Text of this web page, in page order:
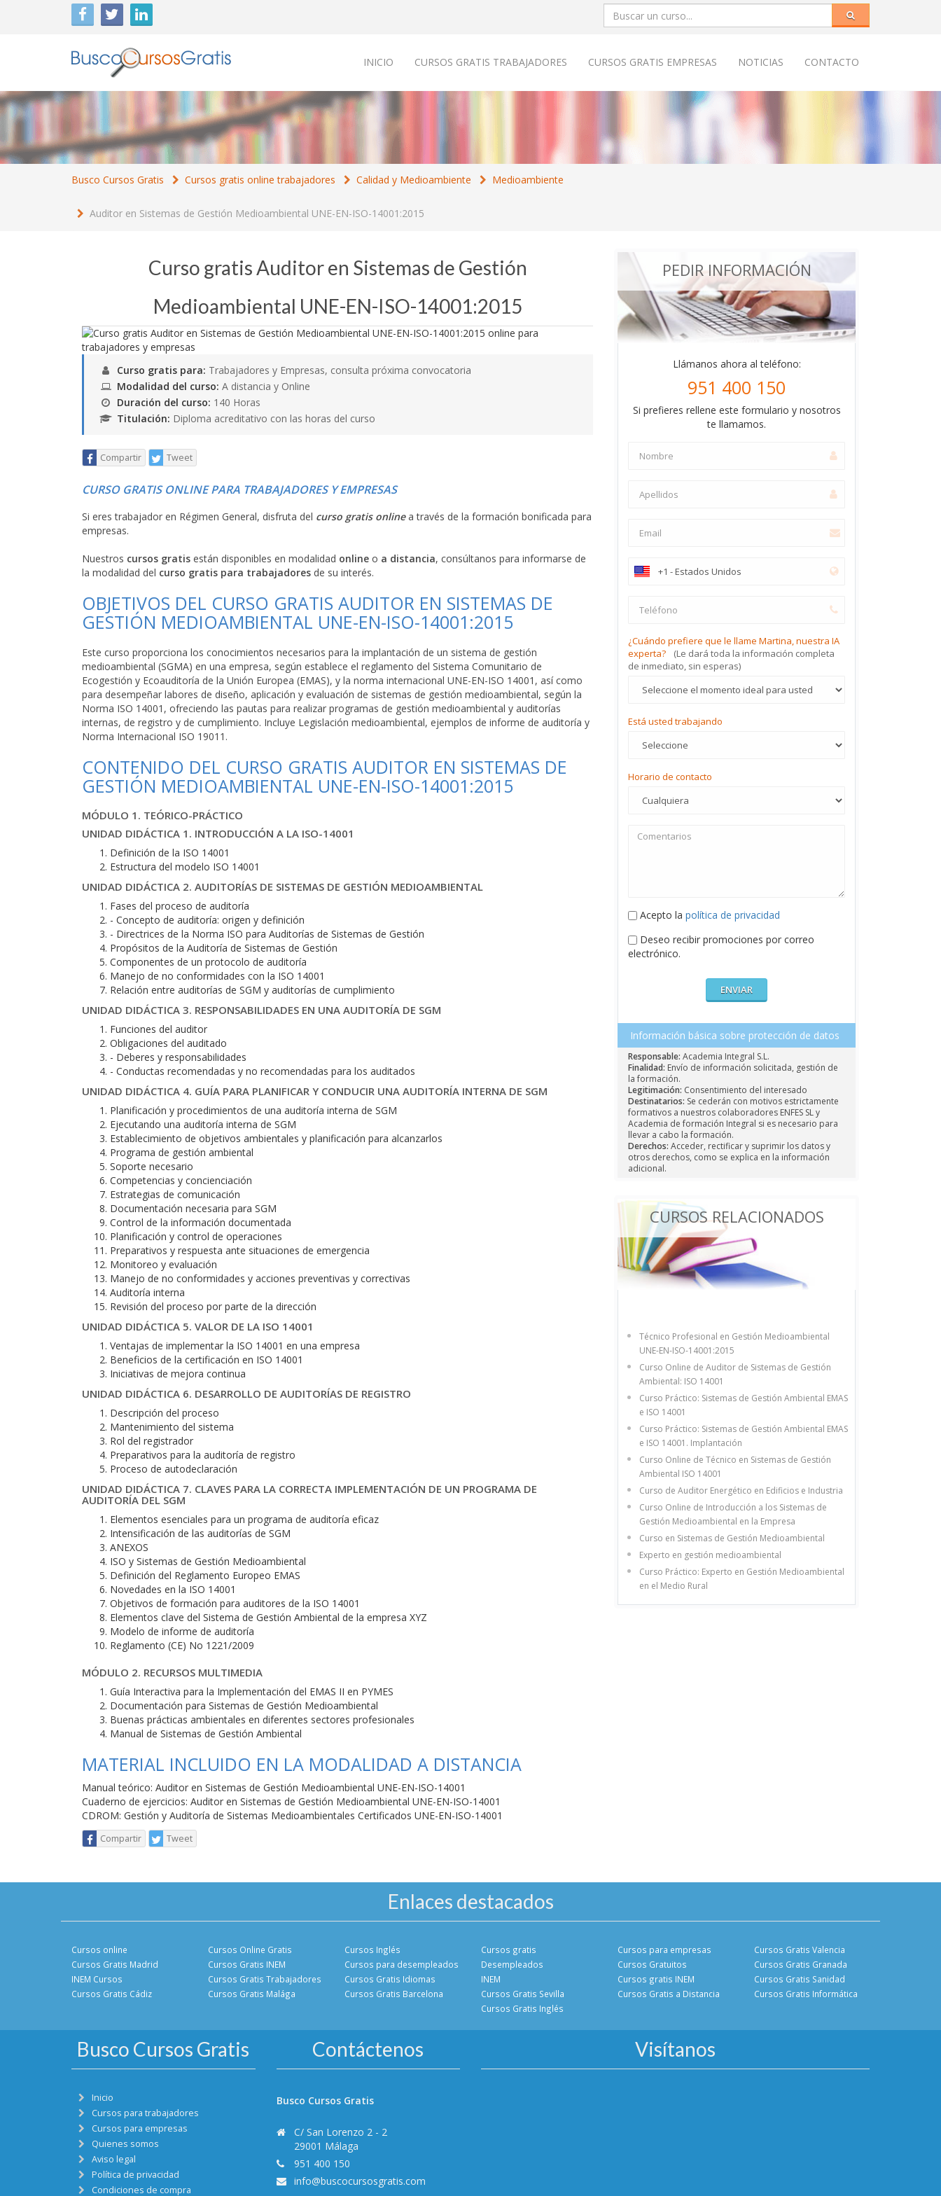
INICIO CURSOS GRATIS TRABAJADORES CURSOS GRATIS EMPRESAS NOTICIAS CONTACTO
Busco Cursos Gratis Cursos gratis online trabajadores Calidad y Medioambiente Medioambiente
Auditor en Sistemas de Gestión Medioambiental UNE-EN-ISO-14001:2015
Curso gratis Auditor en Sistemas de Gestión
Medioambiental UNE-EN-ISO-14001:2015
Curso gratis para: Trabajadores y Empresas, consulta próxima convocatoria
Modalidad del curso: A distancia y Online
Duración del curso: 140 Horas
Titulación: Diploma acreditativo con las horas del curso
Compartir Tweet
CURSO GRATIS ONLINE PARA TRABAJADORES Y EMPRESAS
Si eres trabajador en Régimen General, disfruta del curso gratis onlinea través de la formación bonificada para
empresas.
Nuestros cursos gratis están disponibles en modalidad online o a distancia, consúltanos para informarse de
la modalidad del curso gratis para trabajadores de su interés.
OBJETIVOS DEL CURSO GRATIS AUDITOR EN SISTEMAS DE
GESTIÓN MEDIOAMBIENTAL UNE-EN-ISO-14001:2015
Este curso proporciona los conocimientos necesarios para la implantación de un sistema de gestión
medioambiental (SGMA) en una empresa, según establece el reglamento del Sistema Comunitario de
Ecogestión y Ecoauditoría de la Unión Europea (EMAS), y la norma internacional UNE-EN-ISO 14001, así como
para desempeñar labores de diseño, aplicación y evaluación de sistemas de gestión medioambiental, según la
Norma ISO 14001, ofreciendo las pautas para realizar programas de gestión medioambiental y auditorías
internas, de registro y de cumplimiento. Incluye Legislación medioambiental, ejemplos de informe de auditoría y
Norma Internacional ISO 19011.
CONTENIDO DEL CURSO GRATIS AUDITOR EN SISTEMAS DE
GESTIÓN MEDIOAMBIENTAL UNE-EN-ISO-14001:2015
MÓDULO 1. TEÓRICO-PRÁCTICO
UNIDAD DIDÁCTICA 1. INTRODUCCIÓN A LA ISO-14001
Definición de la ISO 14001
Estructura del modelo ISO 14001
UNIDAD DIDÁCTICA 2. AUDITORÍAS DE SISTEMAS DE GESTIÓN MEDIOAMBIENTAL
Fases del proceso de auditoría
- Concepto de auditoría: origen y definición
- Directrices de la Norma ISO para Auditorías de Sistemas de Gestión
Propósitos de la Auditoría de Sistemas de Gestión
Componentes de un protocolo de auditoría
Manejo de no conformidades con la ISO 14001
Relación entre auditorías de SGM y auditorías de cumplimiento
UNIDAD DIDÁCTICA 3. RESPONSABILIDADES EN UNA AUDITORÍA DE SGM
Funciones del auditor
Obligaciones del auditado
- Deberes y responsabilidades
- Conductas recomendadas y no recomendadas para los auditados
UNIDAD DIDÁCTICA 4. GUÍA PARA PLANIFICAR Y CONDUCIR UNA AUDITORÍA INTERNA DE SGM
Planificación y procedimientos de una auditoría interna de SGM
Ejecutando una auditoría interna de SGM
Establecimiento de objetivos ambientales y planificación para alcanzarlos
Programa de gestión ambiental
Soporte necesario
Competencias y concienciación
Estrategias de comunicación
Documentación necesaria para SGM
Control de la información documentada
Planificación y control de operaciones
Preparativos y respuesta ante situaciones de emergencia
Monitoreo y evaluación
Manejo de no conformidades y acciones preventivas y correctivas
Auditoría interna
Revisión del proceso por parte de la dirección
UNIDAD DIDÁCTICA 5. VALOR DE LA ISO 14001
Ventajas de implementar la ISO 14001 en una empresa
Beneficios de la certificación en ISO 14001
Iniciativas de mejora continua
UNIDAD DIDÁCTICA 6. DESARROLLO DE AUDITORÍAS DE REGISTRO
Descripción del proceso
Mantenimiento del sistema
Rol del registrador
Preparativos para la auditoría de registro
Proceso de autodeclaración
UNIDAD DIDÁCTICA 7. CLAVES PARA LA CORRECTA IMPLEMENTACIÓN DE UN PROGRAMA DE
AUDITORÍA DEL SGM
Elementos esenciales para un programa de auditoría eficaz
Intensificación de las auditorías de SGM
ANEXOS
ISO y Sistemas de Gestión Medioambiental
Definición del Reglamento Europeo EMAS
Novedades en la ISO 14001
Objetivos de formación para auditores de la ISO 14001
Elementos clave del Sistema de Gestión Ambiental de la empresa XYZ
Modelo de informe de auditoría
Reglamento (CE) No 1221/2009
MÓDULO 2. RECURSOS MULTIMEDIA
Guía Interactiva para la Implementación del EMAS II en PYMES
Documentación para Sistemas de Gestión Medioambiental
Buenas prácticas ambientales en diferentes sectores profesionales
Manual de Sistemas de Gestión Ambiental
MATERIAL INCLUIDO EN LA MODALIDAD A DISTANCIA
Manual teórico: Auditor en Sistemas de Gestión Medioambiental UNE-EN-ISO-14001
Cuaderno de ejercicios: Auditor en Sistemas de Gestión Medioambiental UNE-EN-ISO-14001
CDROM: Gestión y Auditoría de Sistemas Medioambientales Certificados UNE-EN-ISO-14001
Compartir Tweet
PEDIR INFORMACIÓN
Llámanos ahora al teléfono:
951 400 150
Si prefieres rellene este formulario y nosotros
te llamamos.
¿Cuándo prefiere que le llame Martina, nuestra IA
experta?
(Le dará toda la información completa
de inmediato, sin esperas)
Está usted trabajando
Horario de contacto
Acepto la política de privacidad
Deseo recibir promociones por correo
electrónico.
Información básica sobre protección de datos
Responsable: Academia Integral S.L.
Finalidad: Envío de información solicitada, gestión de
la formación.
Legitimación: Consentimiento del interesado
Destinatarios: Se cederán con motivos estrictamente
formativos a nuestros colaboradores ENFES SL y
Academia de formación Integral si es necesario para
llevar a cabo la formación.
Derechos: Acceder, rectificar y suprimir los datos y
otros derechos, como se explica en la información
adicional.
CURSOS RELACIONADOS
Técnico Profesional en Gestión Medioambiental
UNE-EN-ISO-14001:2015
Curso Online de Auditor de Sistemas de Gestión
Ambiental: ISO 14001
Curso Práctico: Sistemas de Gestión Ambiental EMAS
e ISO 14001
Curso Práctico: Sistemas de Gestión Ambiental EMAS
e ISO 14001. Implantación
Curso Online de Técnico en Sistemas de Gestión
Ambiental ISO 14001
Curso de Auditor Energético en Edificios e Industria
Curso Online de Introducción a los Sistemas de
Gestión Medioambiental en la Empresa
Curso en Sistemas de Gestión Medioambiental
Experto en gestión medioambiental
Curso Práctico: Experto en Gestión Medioambiental
en el Medio Rural
Enlaces destacados
Cursos online
Cursos Gratis Madrid
INEM Cursos
Cursos Gratis Cádiz
Cursos Online Gratis
Cursos Gratis INEM
Cursos Gratis Trabajadores
Cursos Gratis Malága
Cursos Inglés
Cursos para desempleados
Cursos Gratis Idiomas
Cursos Gratis Barcelona
Cursos gratis
Desempleados
INEM
Cursos Gratis Sevilla
Cursos Gratis Inglés
Cursos para empresas
Cursos Gratuitos
Cursos gratis INEM
Cursos Gratis a Distancia
Cursos Gratis Valencia
Cursos Gratis Granada
Cursos Gratis Sanidad
Cursos Gratis Informática
Busco Cursos Gratis
Inicio
Cursos para trabajadores
Cursos para empresas
Quienes somos
Aviso legal
Política de privacidad
Condiciones de compra
Contáctenos
Busco Cursos Gratis
C/ San Lorenzo 2 - 2
29001 Málaga
951 400 150
info@buscocursosgratis.com
Visítanos